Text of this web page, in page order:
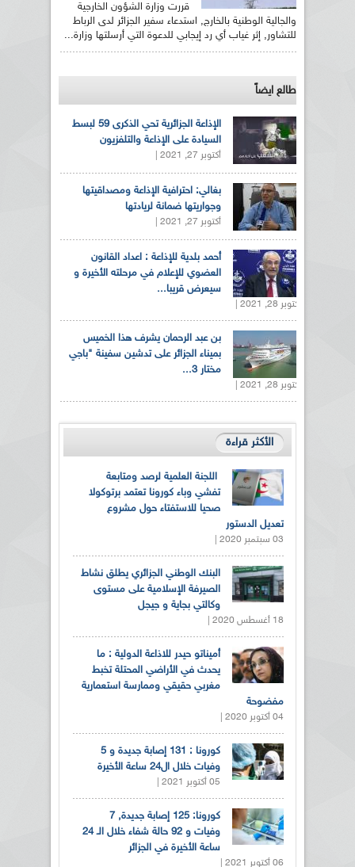
قررت وزارة الشؤون الخارجية
والجالية الوطنية بالخارج, استدعاء سفير الجزائر لدى الرباط
للتشاور, إثر غياب أي رد إيجابي للدعوة التي أرسلتها وزارة...
طالع ايضاً
الإذاعة الجزائرية تحي الذكرى 59 لبسط
السيادة على الإذاعة والتلفزيون
أكتوبر 27, 2021 |
بغالي: احترافية الإذاعة ومصداقيتها
وجواريتها ضمانة لريادتها
أكتوبر 27, 2021 |
أحمد بلدية للإذاعة : اعداد القانون
العضوي للإعلام في مرحلته الأخيرة و
سيعرض قريبا...
أكتوبر 28, 2021 |
بن عبد الرحمان يشرف هذا الخميس
بميناء الجزائر على تدشين سفينة "باجي
مختار 3...
أكتوبر 28, 2021 |
الأكثر قراءة
اللجنة العلمية لرصد ومتابعة
تفشي وباء كورونا تعتمد برتوكولا
صحيا للاستفتاء حول مشروع
تعديل الدستور
03 سبتمبر 2020 |
البنك الوطني الجزائري يطلق نشاط
الصيرفة الإسلامية على مستوى
وكالتي بجاية و جيجل
18 أغسطس 2020 |
أميناتو حيدر للاذاعة الدولية : ما
يحدث في الأراضي المحتلة تخبط
مغربي حقيقي وممارسة استعمارية
مفضوحة
04 أكتوبر 2020 |
كورونا : 131 إصابة جديدة و 5
وفيات خلال ال24 ساعة الأخيرة
05 أكتوبر 2021 |
كورونا: 125 إصابة جديدة, 7
وفيات و 92 حالة شفاء خلال الـ 24
ساعة الأخيرة في الجزائر
06 أكتوبر 2021 |